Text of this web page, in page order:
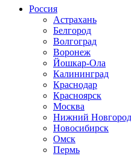
Россия
Астрахань
Белгород
Волгоград
Воронеж
Йошкар-Ола
Калининград
Краснодар
Красноярск
Москва
Нижний Новгород
Новосибирск
Омск
Пермь